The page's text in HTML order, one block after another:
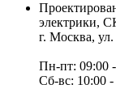
электрики,
г. Москва,
Пн-пт: 09:00
Сб-вс: 10:00 -